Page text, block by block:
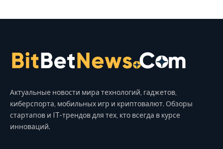
Актуальные новости мира технологий, гаджетов,
киберспорта, мобильных игр и криптовалют. Обзоры
стартапов и IT-трендов для тех, кто всегда в курсе
инноваций.